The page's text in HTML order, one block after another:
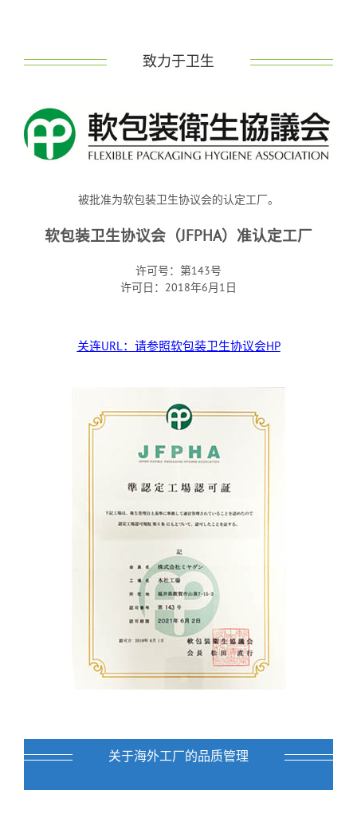
致力于卫生
被批准为软包装卫生协议会的认定工厂。
软包装卫生协议会（JFPHA）准认定工厂
许可号：第143号
许可日：2018年6月1日
关连URL：请参照软包装卫生协议会HP
关于海外工厂的品质管理